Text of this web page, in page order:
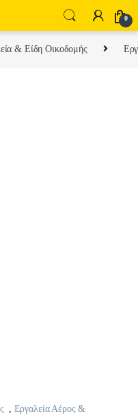
0
& Είδη Οικοδομής
Εργαλεία Αέρος &